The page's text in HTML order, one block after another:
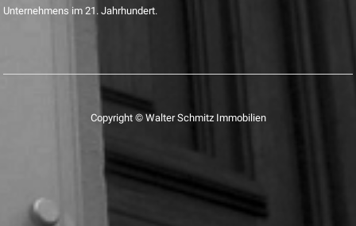
Unternehmens im 21. Jahrhundert.
Copyright © Walter Schmitz Immobilien